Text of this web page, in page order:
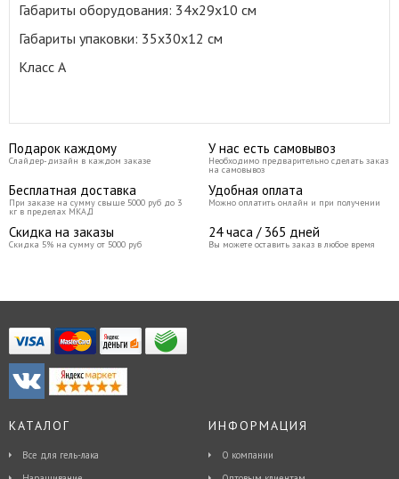
Габариты оборудования: 34х29х10 см
Габариты упаковки: 35х30х12 см
Класс А
Подарок каждому
Слайдер-дизайн в каждом заказе
У нас есть самовывоз
Необходимо предварительно сделать заказ
на самовывоз
Бесплатная доставка
При заказе на сумму свыше 5000 руб до 3
кг в пределах МКАД
Удобная оплата
Можно оплатить онлайн и при получении
Скидка на заказы
Скидка 5% на сумму от 5000 руб
24 часа / 365 дней
Вы можете оставить заказ в любое время
КАТАЛОГ
Все для гель-лака
ИНФОРМАЦИЯ
О компании